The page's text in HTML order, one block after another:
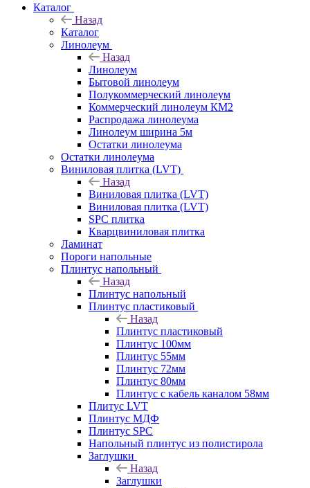
Каталог
Назад
Каталог
Линолеум
Назад
Линолеум
Бытовой линолеум
Полукоммерческий линолеум
Коммерческий линолеум КМ2
Распродажа линолеума
Линолеум ширина 5м
Остатки линолеума
Остатки линолеума
Виниловая плитка (LVT)
Назад
Виниловая плитка (LVT)
Виниловая плитка (LVT)
SPC плитка
Кварцвиниловая плитка
Ламинат
Пороги напольные
Плинтус напольный
Назад
Плинтус напольный
Плинтус пластиковый
Назад
Плинтус пластиковый
Плинтус 100мм
Плинтус 55мм
Плинтус 72мм
Плинтус 80мм
Плинтус с кабель каналом 58мм
Плитус LVT
Плинтус МДФ
Плинтус SPC
Напольный плинтус из полистирола
Заглушки
Назад
Заглушки